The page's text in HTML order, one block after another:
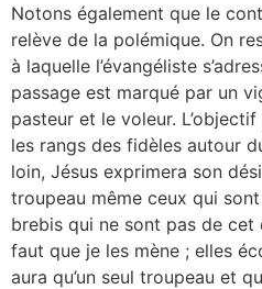
Notons également que le
relève de la polémique. On
à laquelle l’évangéliste
passage est marqué par un
pasteur et le voleur.
les rangs des fidèles autour
loin, Jésus exprimera son
troupeau même ceux qui sont
brebis qui ne sont pas de cet
faut que je les mène ; elles
aura qu’un seul troupeau et